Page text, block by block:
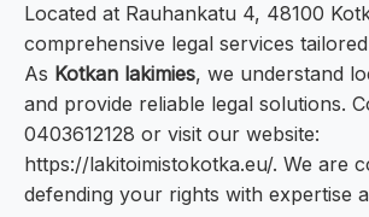
Located at Rauhankatu 4, 48100
comprehensive legal services
As Kotkan lakimies, we understand
and provide reliable legal solutions.
0403612128 or visit our website:
https://lakitoimistokotka.eu/. We are
defending your rights with expertise